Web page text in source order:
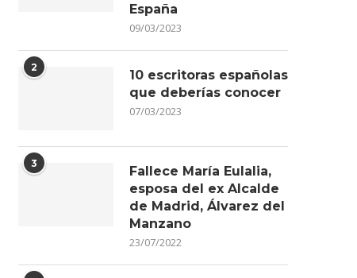
España
09/03/2023
2
10 escritoras españolas
que deberías conocer
07/03/2023
3
Fallece María Eulalia,
esposa del ex Alcalde
de Madrid, Álvarez del
Manzano
23/07/2022